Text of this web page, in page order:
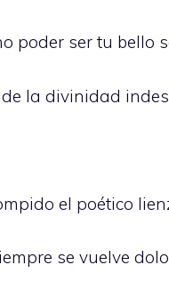
poder ser tu bello
la divinidad
el poético
se vuelve